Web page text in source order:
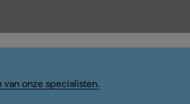
onze specialisten.